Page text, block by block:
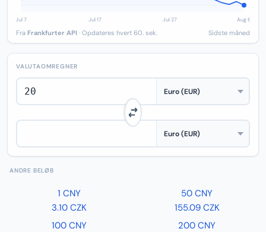
Fra Frankfurter API · Opdateres hvert 60. sek. Sidste måned
VALUTAOMREGNER
ANDRE BELØB
1 CNY
3.10 CZK
50 CNY
155.09 CZK
100 CNY
200 CNY